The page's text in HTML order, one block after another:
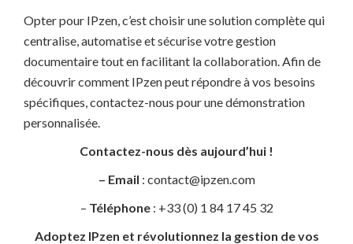
Opter pour IPzen, c’est choisir une solution complète qui
centralise, automatise et sécurise votre gestion
documentaire tout en facilitant la collaboration. Afin de
découvrir comment IPzen peut répondre à vos besoins
spécifiques, contactez-nous pour une démonstration
personnalisée.
Contactez-nous dès aujourd’hui !
– Email : contact@ipzen.com
– Téléphone: +33 (0) 1 84 17 45 32
Adoptez IPzen et révolutionnez la gestion de vos